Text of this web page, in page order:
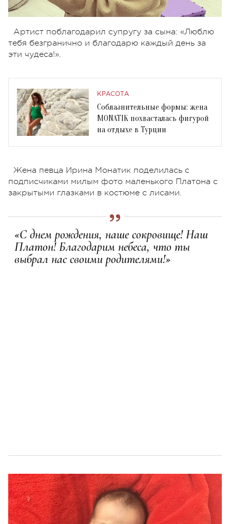
Артист поблагодарил супругу за сына: «Люблю
тебя безгранично и благодарю каждый день за
эти чудеса!».
КРАСОТА
Соблазнительные формы: жена
MONATIK похвасталась фигурой
на отдыхе в Турции
Жена певца Ирина Монатик поделилась с
подписчиками милым фото маленького Платона с
закрытыми глазками в костюме с лисами.
«С днем рождения, наше сокровище! Наш
Платон! Благодарим небеса, что ты
выбрал нас своими родителями!»